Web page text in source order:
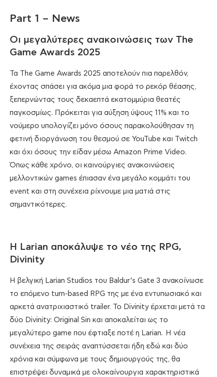
Part 1 – News
Οι μεγαλύτερες ανακοινώσεις των The
Game Awards 2025
Τα The Game Awards 2025 αποτελούν πια παρελθόν,
έχοντας σπάσει για ακόμα μια φορά το ρεκόρ θέασης,
ξεπερνώντας τους δεκαεπτά εκατομμύρια θεατές
παγκοσμίως. Πρόκειται για αύξηση ύψους 11% και το
νούμερο υπολογίζει μόνο όσους παρακολούθησαν τη
φετινή διοργάνωση του θεσμού σε YouTube και Twitch
και όχι όσους την είδαν μέσω Amazon Prime Video.
Όπως κάθε χρόνο, οι καινούργιες ανακοινώσεις
μελλοντικών games έπιασαν ένα μεγάλο κομμάτι του
event και στη συνέχεια ρίχνουμε μια ματιά στις
σημαντικότερες.
Η Larian αποκάλυψε το νέο της RPG,
Divinity
Η βελγική Larian Studios του Baldur’s Gate 3 ανακοίνωσε
το επόμενο turn-based RPG της με ένα εντυπωσιακό και
αρκετά ανατριχιαστικό trailer. Το Divinity έρχεται μετά τα
δύο Divinity: Original Sin και αποκαλείται ως το
μεγαλύτερο game που έφτιαξε ποτέ η Larian. Η νέα
συνέχεια της σειράς αναπτύσσεται ήδη εδώ και δύο
χρόνια και σύμφωνα με τους δημιουργούς της, θα
επιστρέψει δυναμικά με ολοκαίνουργια χαρακτηριστικά